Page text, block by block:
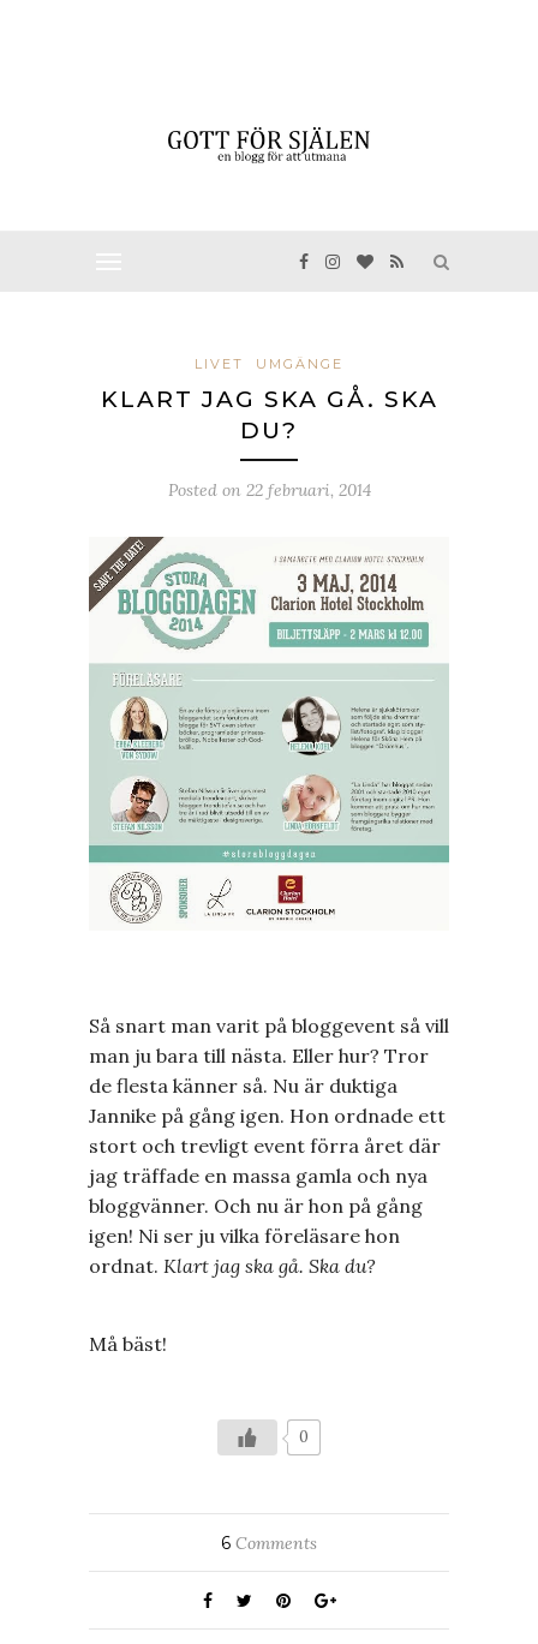
LIVET UMGÄNGE
KLART JAG SKA GÅ. SKA
DU?
Posted on 22 februari, 2014
Så snart man varit på bloggevent så vill
man ju bara till nästa. Eller hur? Tror
de flesta känner så. Nu är duktiga
Jannike på gång igen. Hon ordnade ett
stort och trevligt event förra året där
jag träffade en massa gamla och nya
bloggvänner. Och nu är hon på gång
igen! Ni ser ju vilka föreläsare hon
ordnat. Klart jag ska gå. Ska du?
Må bäst!
0
6 Comments